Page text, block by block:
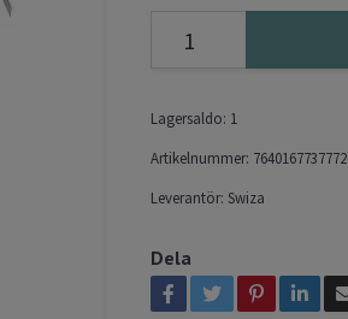
Lagersaldo: 1
Artikelnummer: 7640167737772
Leverantör: Swiza
Dela